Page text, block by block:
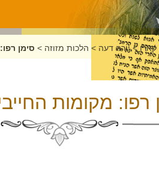
קארו >יורה דעה > הלכות מזוזה > סימן
רפו: מקומות